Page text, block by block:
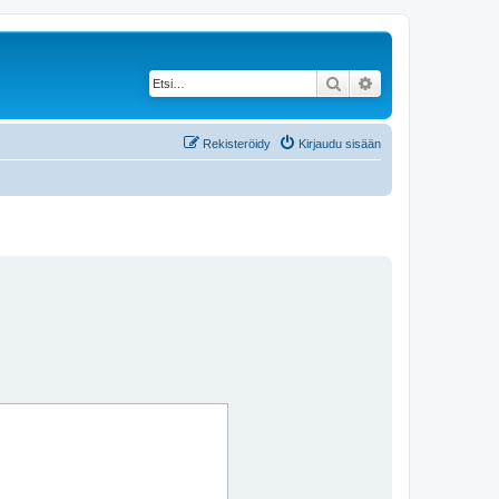
Etsi
Kirjaudu sisään
Rekisteröidy